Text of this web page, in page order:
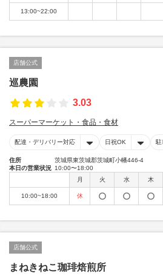
13:00~22:00
店舗公式
巡農園
3.03
スーパーマーケット・食品・食材
配達・デリバリー対応 日祝OK 駐
住所
茨城県東茨城郡茨城町小幡446-4
本日の営業状況 10:00〜18:00
月
火 水 木
10:00~18:00 休
店舗公式
まねきねこ珈琲焙煎所